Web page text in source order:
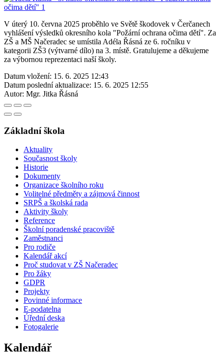
V úterý 10. června 2025 proběhlo ve Světě škodovek v Čerčanech
vyhlášení výsledků okresního kola "Požární ochrana očima dětí". Za
ZŠ a MŠ Načeradec se umístila Adéla Řásná ze 6. ročníku v
kategorii ZŠ3 (výtvarné dílo) na 3. místě. Gratulujeme a děkujeme
za výbornou reprezentaci naší školy.
Datum vložení: 15. 6. 2025 12:43
Datum poslední aktualizace: 15. 6. 2025 12:55
Autor: Mgr. Jitka Řásná
Základní škola
Aktuality
Současnost školy
Historie
Dokumenty
Organizace školního roku
Volitelné předměty a zájmová činnost
SRPŠ a školská rada
Aktivity školy
Reference
Školní poradenské pracoviště
Zaměstnanci
Pro rodiče
Kalendář akcí
Proč studovat v ZŠ Načeradec
Pro žáky
GDPR
Projekty
Povinné informace
E-podatelna
Úřední deska
Fotogalerie
Kalendář